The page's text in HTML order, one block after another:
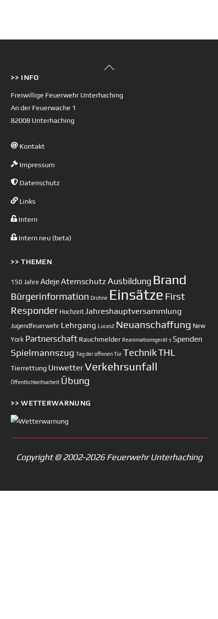
Back
>> INFO
Freiwillige Feuerwehr Unterhaching
An der Feuerwache 1
82008 Unterhaching
Kontakt
Impressum
Datenschutz
Links
Intern
Intern neu (beta)
>> THEMEN
150 Jahre AdejeAtemschutz Ausbildung Brand
Bürgerinformation Drohne Einsätze First
Responder Hochzeit Jahreshauptversammlung
Jugendfeuerwehr Lehrgang Lucas2 Neuanschaffung New
York Partnerschaft Rauchmelder Reanimationsgerät s Spenden
Spielmannszug Tag der offenen Tür TechnikTHL
Tierrettung UnwetterVerkehrsunfall
Öffentlichkeitsarbeit Übung
>> WETTERWARNUNG
Copyright © 2002-2026 Feuerwehr Unterhaching